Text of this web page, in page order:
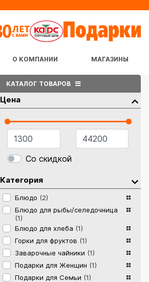
О КОМПАНИИ МАГАЗИНЫ
КАТАЛОГ ТОВАРОВ
Цена
Со скидкой
Категория
Блюдо (2)
Блюдо для рыбы/селедочница
(1)
Блюдо для хлеба (1)
Горки для фруктов (1)
Заварочные чайники (1)
Подарки для Женщин (1)
Подарки для Семьи (1)